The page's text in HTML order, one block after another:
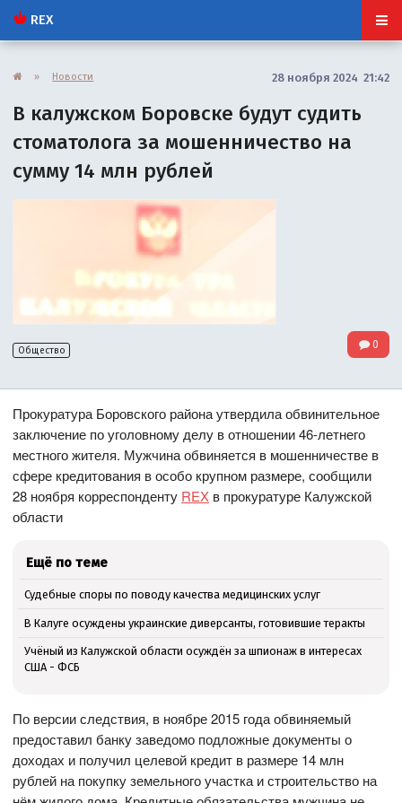
REX
» Новости 28 ноября 2024 21:42
В калужском Боровске будут судить
стоматолога за мошенничество на
сумму 14 млн рублей
Общество 0
Прокуратура Боровского района утвердила обвинительное
заключение по уголовному делу в отношении 46-летнего
местного жителя. Мужчина обвиняется в мошенничестве в
сфере кредитования в особо крупном размере, сообщили
28 ноября корреспонденту REX в прокуратуре Калужской
области
Ещё по теме
Судебные споры по поводу качества медицинских услуг
В Калуге осуждены украинские диверсанты, готовившие теракты
Учёный из Калужской области осуждён за шпионаж в интересах
США - ФСБ
По версии следствия, в ноябре 2015 года обвиняемый
предоставил банку заведомо подложные документы о
доходах и получил целевой кредит в размере 14 млн
рублей на покупку земельного участка и строительство на